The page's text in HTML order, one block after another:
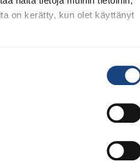
on kerätty, kun olet käyttänyt
A-Judo/VI